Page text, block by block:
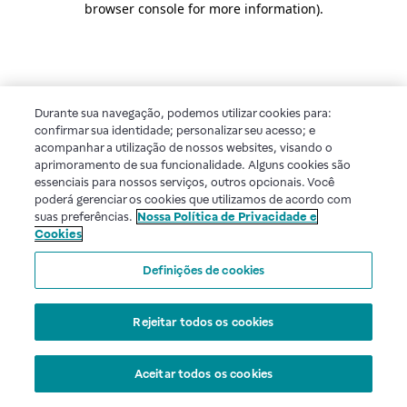
browser console for more information).
Durante sua navegação, podemos utilizar cookies para:
confirmar sua identidade; personalizar seu acesso; e
acompanhar a utilização de nossos websites, visando o
aprimoramento de sua funcionalidade. Alguns cookies são
essenciais para nossos serviços, outros opcionais. Você
poderá gerenciar os cookies que utilizamos de acordo com
suas preferências. Nossa Política de Privacidade e
Cookies
Definições de cookies
Rejeitar todos os cookies
Aceitar todos os cookies